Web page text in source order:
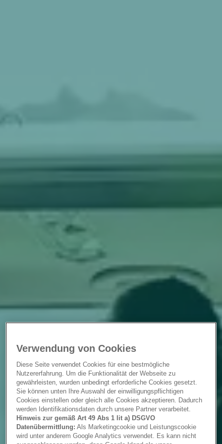
Verwendung von Cookies
Diese Seite verwendet Cookies für eine bestmögliche
Nutzererfahrung. Um die Funktionalität der Webseite zu
gewährleisten, wurden unbedingt erforderliche Cookies gesetzt.
Sie können unten Ihre Auswahl der einwilligungspflichtigen
Cookies einstellen oder gleich alle Cookies akzeptieren. Dadurch
werden Identifikationsdaten durch unsere Partner verarbeitet.
Hinweis zur gemäß Art 49 Abs 1 lit a) DSGVO
Datenübermittlung: Als Marketingcookie und Leistungscookie
wird unter anderem Google Analytics verwendet. Es kann nicht